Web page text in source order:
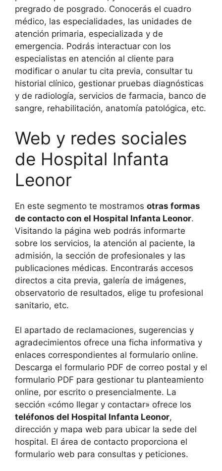
pregrado de posgrado. Conocerás el cuadro
médico, las especialidades, las unidades de
atención primaria, especializada y de
emergencia. Podrás interactuar con los
especialistas en atención al cliente para
modificar o anular tu cita previa, consultar tu
historial clínico, gestionar pruebas diagnósticas
y de radiología, servicios de farmacia, banco de
sangre, rehabilitación, anatomía patológica, etc.
Web y redes sociales
de Hospital Infanta
Leonor
En este segmento te mostramos otras formas
de contacto con el Hospital Infanta Leonor.
Visitando la página web podrás informarte
sobre los servicios, la atención al paciente, la
admisión, la sección de profesionales y las
publicaciones médicas. Encontrarás accesos
directos a cita previa, galería de imágenes,
observatorio de resultados, elige tu profesional
sanitario, etc.
El apartado de reclamaciones, sugerencias y
agradecimientos ofrece una ficha informativa y
enlaces correspondientes al formulario online.
Descarga el formulario PDF de correo postal y el
formulario PDF para gestionar tu planteamiento
online, por escrito o presencialmente. La
sección «cómo llegar y contactar» ofrece los
teléfonos del Hospital Infanta Leonor,
dirección y mapa web para ubicar la sede del
hospital. El área de contacto proporciona el
formulario web para consultas y peticiones.